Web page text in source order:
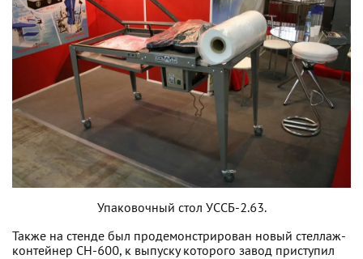
Упаковочный стол УССБ-2.63.
Также на стенде был продемонстрирован новый стеллаж-
контейнер СН-600, к выпуску которого завод приступил